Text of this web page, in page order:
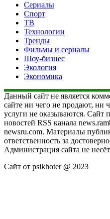
Сериалы
Спорт
ТВ
Технологии
Тренды
Фильмы и сериалы
Шоу-бизнес
Экология
Экономика
Данный сайт не является
сайте ни чего не продают, ни
услуги не оказываются. Сайт
новостей RSS канала
newsru.com. Материалы
ответственность за
Администрация сайта не
Сайт от psikhoter @ 2023